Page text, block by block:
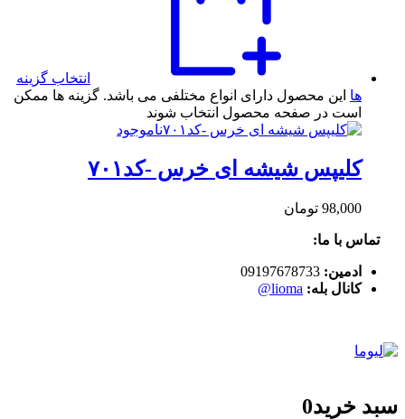
انتخاب گزینه
ها این محصول دارای انواع مختلفی می باشد. گزینه ها ممکن
است در صفحه محصول انتخاب شوند
ناموجود
کلیپس شیشه ای خرس -کد۷۰۱
98,000 تومان
تماس با ما:
ادمین:
کانال بله: lioma@
سبد خرید0